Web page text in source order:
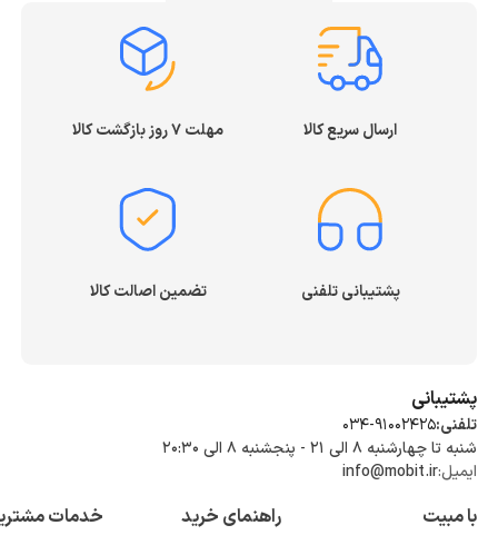
ارسال سریع کالا مهلت ۷ روز بازگشت کالا
پشتیبانی تلفنی تضمین اصالت کالا
پشتیبانی
تلفنی:034-91002425
شنبه تا چهارشنبه ۸ الی ۲۱ - پنجشنبه 8 الی ۲۰:۳۰
ایمیل:info@mobit.ir
با مبیت راهنمای خرید خدمات